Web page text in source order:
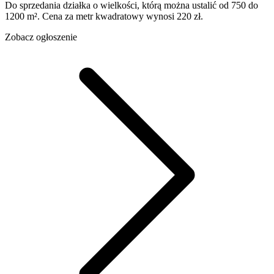
Do sprzedania działka o wielkości, którą można ustalić od 750 do
1200 m². Cena za metr kwadratowy wynosi 220 zł.
Zobacz ogłoszenie